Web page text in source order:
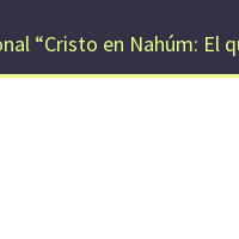
“Cristo en Nahúm: El